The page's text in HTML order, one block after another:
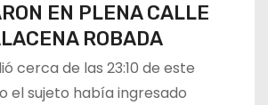
EN PLENA CALLE
ROBADA
cerca de las 23:10 de este
el sujeto había ingresado